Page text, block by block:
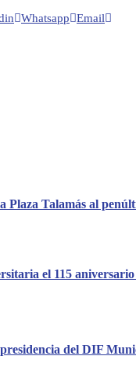
Whatsapp Email
Plaza Talamás al
el 115
del DIF